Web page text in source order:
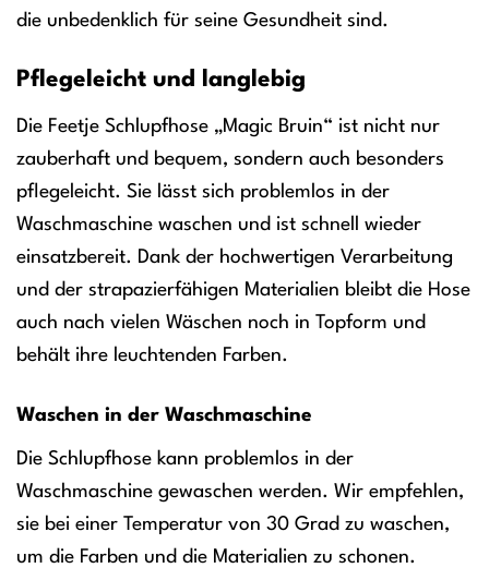
die unbedenklich für seine Gesundheit sind.
Pflegeleicht und langlebig
Die Feetje Schlupfhose „Magic Bruin“ ist nicht nur
zauberhaft und bequem, sondern auch besonders
pflegeleicht. Sie lässt sich problemlos in der
Waschmaschine waschen und ist schnell wieder
einsatzbereit. Dank der hochwertigen Verarbeitung
und der strapazierfähigen Materialien bleibt die Hose
auch nach vielen Wäschen noch in Topform und
behält ihre leuchtenden Farben.
Waschen in der Waschmaschine
Die Schlupfhose kann problemlos in der
Waschmaschine gewaschen werden. Wir empfehlen,
sie bei einer Temperatur von 30 Grad zu waschen,
um die Farben und die Materialien zu schonen.